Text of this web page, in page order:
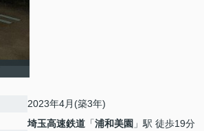
2023年4月(築3年)
埼玉高速鉄道 「浦和美園 」駅 徒歩19分